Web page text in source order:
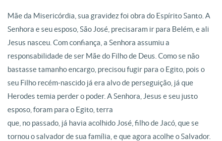
Mãe da Misericórdia, sua gravidez foi obra do Espírito Santo. A
Senhora e seu esposo, São José, precisaram ir para Belém, e ali
Jesus nasceu. Com confiança, a Senhora assumiu a
responsabilidade de ser Mãe do Filho de Deus. Como se não
bastasse tamanho encargo, precisou fugir para o Egito, pois o
seu Filho recém-nascido já era alvo de perseguição, já que
Herodes temia perder o poder. A Senhora, Jesus e seu justo
esposo, foram para o Egito, terra
que, no passado, já havia acolhido José, filho de Jacó, que se
tornou o salvador de sua família, e que agora acolhe o Salvador.